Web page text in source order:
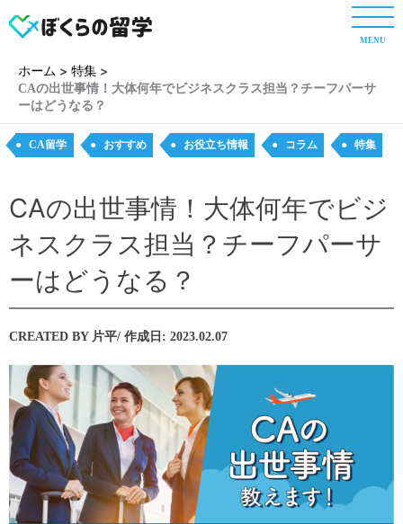
容
MENU
ホーム
特集
CAの出世事情！大体何年でビジネスクラス担当？チーフパーサ
ーはどうなる？
CA留学 おすすめ お役立ち情報 コラム 特集
CAの出世事情！大体何年でビジ
ネスクラス担当？チーフパーサ
ーはどうなる？
CREATED BY片平/ 作成日: 2023.02.07